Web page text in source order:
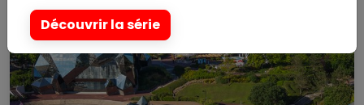
Découvrir la série